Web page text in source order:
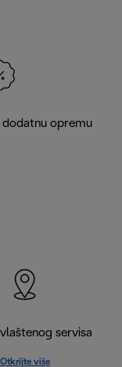
opremu
servisa
Otkrijte više